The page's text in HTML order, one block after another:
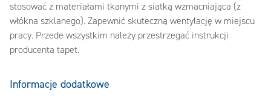
stosować z materiałami tkanymi z siatką wzmacniająca (z
włókna szklanego). Zapewnić skuteczną wentylację w miejscu
pracy. Przede wszystkim należy przestrzegać instrukcji
producenta tapet.
Informacje dodatkowe